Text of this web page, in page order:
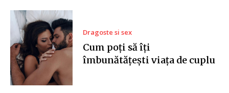
Dragoste si sex
Cum poți să îți
îmbunătățești viața de cuplu